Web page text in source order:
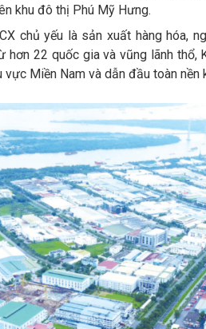
khu đô thị Phú Mỹ Hưng.
chủ yếu là sản xuất hàng hóa,
22 quốc gia và vũng lãnh thổ,
Miền Nam và dẫn đầu toàn nền